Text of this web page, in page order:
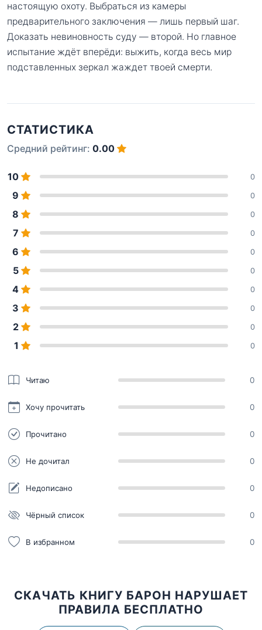
настоящую охоту. Выбраться из камеры
предварительного заключения — лишь первый шаг.
Доказать невиновность суду — второй. Но главное
испытание ждёт вперёди: выжить, когда весь мир
подставленных зеркал жаждет твоей смерти.
СТАТИСТИКА
Средний рейтинг: 0.00
10 0
9 0
8 0
7 0
6 0
5 0
4 0
3 0
2 0
1 0
Читаю 0
Хочу прочитать 0
Прочитано 0
Не дочитал 0
Недописано 0
Чёрный список 0
В избранном 0
СКАЧАТЬ КНИГУ БАРОН НАРУШАЕТ
ПРАВИЛА БЕСПЛАТНО